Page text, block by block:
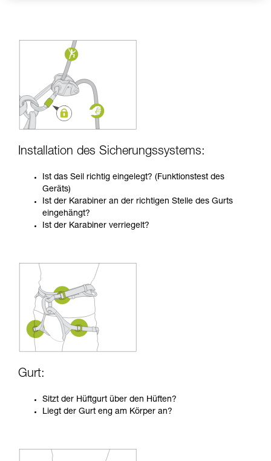
Installation des Sicherungssystems:
Ist das Seil richtig eingelegt? (Funktionstest des
Geräts)
Ist der Karabiner an der richtigen Stelle des Gurts
eingehängt?
Ist der Karabiner verriegelt?
Gurt:
Sitzt der Hüftgurt über den Hüften?
Liegt der Gurt eng am Körper an?